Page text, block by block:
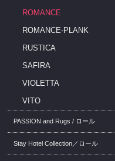
ROMANCE
ROMANCE-PLANK
RUSTICA
SAFIRA
VIOLETTA
VITO
PASSION and Rugs / ロール
Stay Hotel Collection／ロール